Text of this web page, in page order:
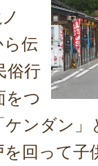
ら伝
俗行
をつ
ンダン
回って